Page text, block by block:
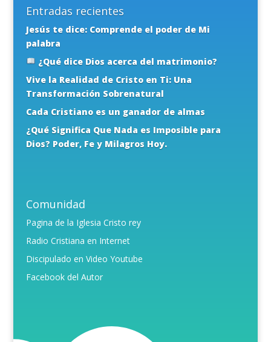
Entradas recientes
Jesús te dice: Comprende el poder de Mi
palabra
¿Qué dice Dios acerca del matrimonio?
Vive la Realidad de Cristo en Ti: Una
Transformación Sobrenatural
Cada Cristiano es un ganador de almas
¿Qué Significa Que Nada es Imposible para
Dios? Poder, Fe y Milagros Hoy.
Comunidad
Pagina de la Iglesia Cristo rey
Radio Cristiana en Internet
Discipulado en Video Youtube
Facebook del Autor